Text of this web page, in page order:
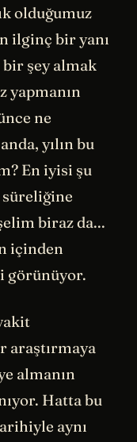
olduğumuz
ilginç bir yanı
şey almak
yapmanın
ne
yılın bu
En iyisi şu
biraz da...
içinden
görünüyor.
araştırmaya
almanın
Hatta bu
aynı